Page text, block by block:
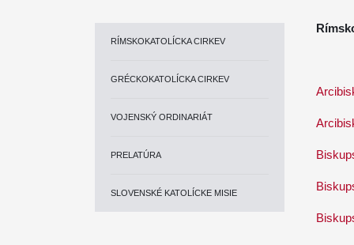
RÍMSKOKATOLÍCKA CIRKEV
GRÉCKOKATOLÍCKA CIRKEV
VOJENSKÝ ORDINARIÁT
PRELATÚRA
SLOVENSKÉ KATOLÍCKE MISIE